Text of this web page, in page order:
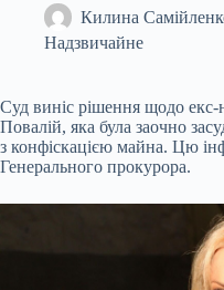
Килина
Надзвичайне
Суд виніс рішення щодо екс-
Повалій, яка була заочно
з конфіскацією майна. Цю
Генерального прокурора.